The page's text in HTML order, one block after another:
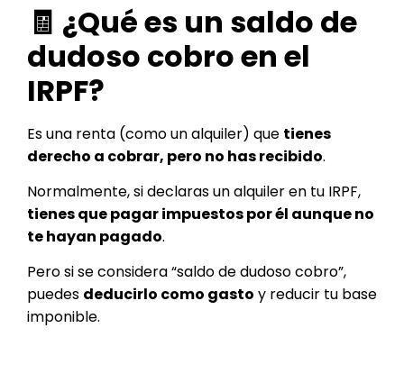
🧾 ¿Qué es un saldo de
dudoso cobro en el
IRPF?
Es una renta (como un alquiler) que tienes
derecho a cobrar, pero no has recibido.
Normalmente, si declaras un alquiler en tu IRPF,
tienes que pagar impuestos por él aunque no
te hayan pagado.
Pero si se considera “saldo de dudoso cobro”,
puedes deducirlo como gasto y reducir tu base
imponible.